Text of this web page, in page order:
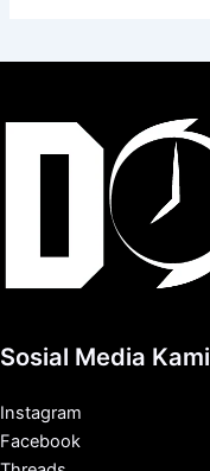
Sosial Media Kami
Instagram
Facebook